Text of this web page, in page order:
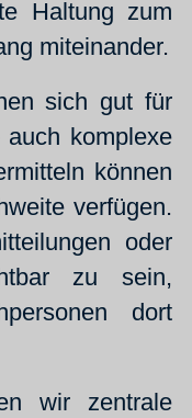
Haltung zum
miteinander.
sich gut für
komplexe
können
verfügen.
oder
zu sein,
dort
wir zentrale